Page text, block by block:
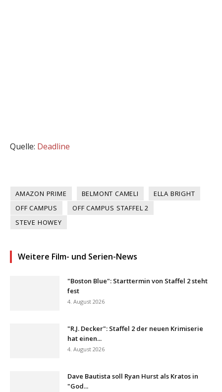
Quelle: Deadline
AMAZON PRIME BELMONT CAMELI
ELLA BRIGHT
OFF CAMPUS
OFF CAMPUS STAFFEL 2
STEVE HOWEY
Weitere Film- und Serien-News
"Boston Blue": Starttermin von Staffel 2 steht
fest
4. August 2026
"R.J. Decker": Staffel 2 der neuen Krimiserie
hat einen...
4. August 2026
Dave Bautista soll Ryan Hurst als Kratos in
"God...